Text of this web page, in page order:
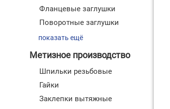
Фланцевые заглушки
Поворотные заглушки
показать ещё
Метизное производство
Шпильки резьбовые
Гайки
Заклепки вытяжные